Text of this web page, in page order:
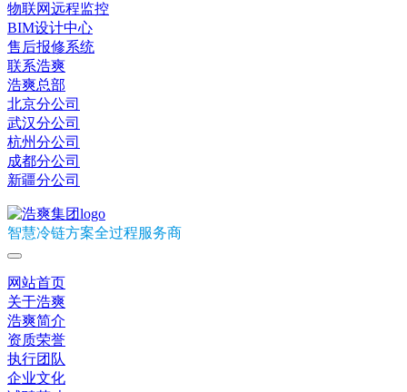
物联网远程监控
BIM设计中心
售后报修系统
联系浩爽
浩爽总部
北京分公司
武汉分公司
杭州分公司
成都分公司
新疆分公司
智慧冷链方案全过程服务商
网站首页
关于浩爽
浩爽简介
资质荣誉
执行团队
企业文化